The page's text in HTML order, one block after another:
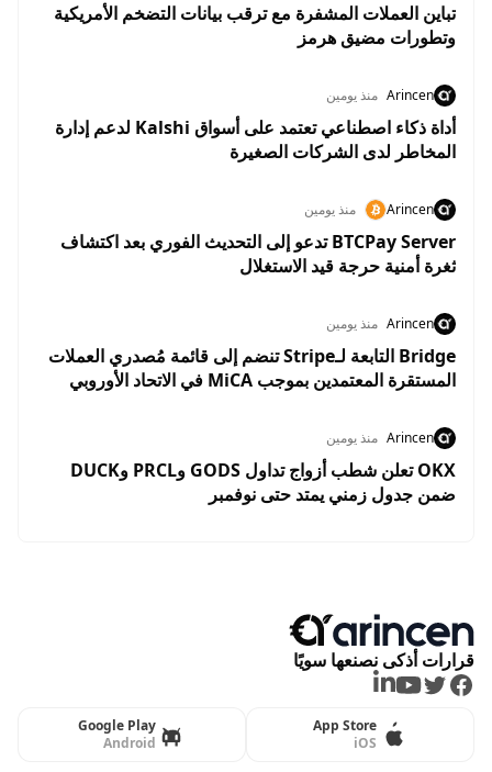
تباين العملات المشفرة مع ترقب بيانات التضخم الأمريكية
وتطورات مضيق هرمز
Arincen منذ يومين
أداة ذكاء اصطناعي تعتمد على أسواق Kalshi لدعم إدارة
المخاطر لدى الشركات الصغيرة
Arincen منذ يومين
BTCPay Server تدعو إلى التحديث الفوري بعد اكتشاف
ثغرة أمنية حرجة قيد الاستغلال
Arincen منذ يومين
Bridge التابعة لـStripe تنضم إلى قائمة مُصدري العملات
المستقرة المعتمدين بموجب MiCA في الاتحاد الأوروبي
Arincen منذ يومين
OKX تعلن شطب أزواج تداول GODS وPRCL وDUCK
ضمن جدول زمني يمتد حتى نوفمبر
قرارات أذكى نصنعها سويًا
Facebook
Twitter
Youtube
LinkedIn
App Store
iOS
Google Play
Android